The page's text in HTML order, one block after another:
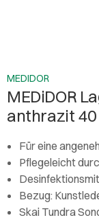
MEDIDOR
MEDiDOR
anthrazit 40
Für eine
Pflegeleicht
Bezug:
Skai Tundra